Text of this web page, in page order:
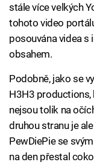
stále více velkých
tohoto video
posouvána videa s
obsahem.
Podobně, jako se
H3H3 productions,
nejsou tolik na
druhou stranu je
PewDiePie se
na den přestal